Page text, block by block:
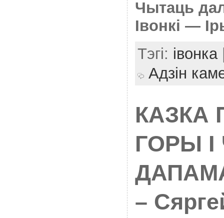
Чытаць
Iвонкi —
Тэгі: івонка
Адзін
КАЗКА
ГОРЫ I
–